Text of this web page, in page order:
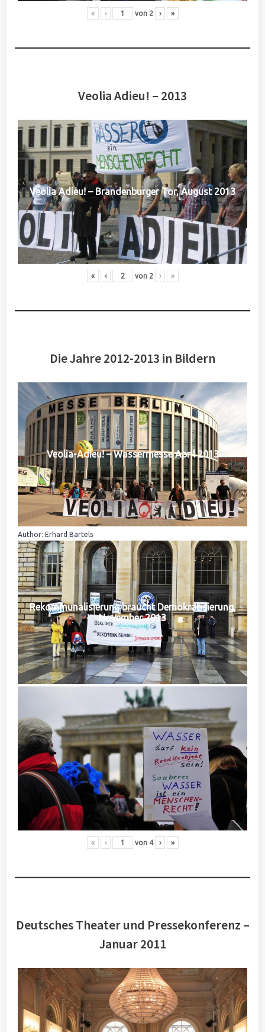
« ‹ von 2 › »
Veolia Adieu! – 2013
Veolia Adieu! – Brandenburger Tor, August 2013
« ‹ von 2 › »
Die Jahre 2012-2013 in Bildern
Veolia-Adieu! – Wassermesse April 2013
Author: Erhard Bartels
Rekommunalisierung braucht Demokratisierung,
November 2013
« ‹ von 4 › »
Deutsches Theater und Pressekonferenz –
Januar 2011